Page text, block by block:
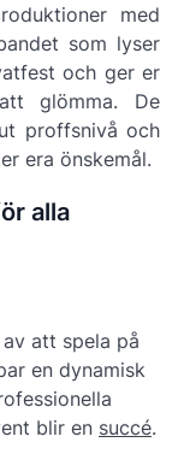
med
som lyser
och ger er
glömma. De
proffsnivå och
era önskemål.
alla
att spela på
en dynamisk
blir en succé.